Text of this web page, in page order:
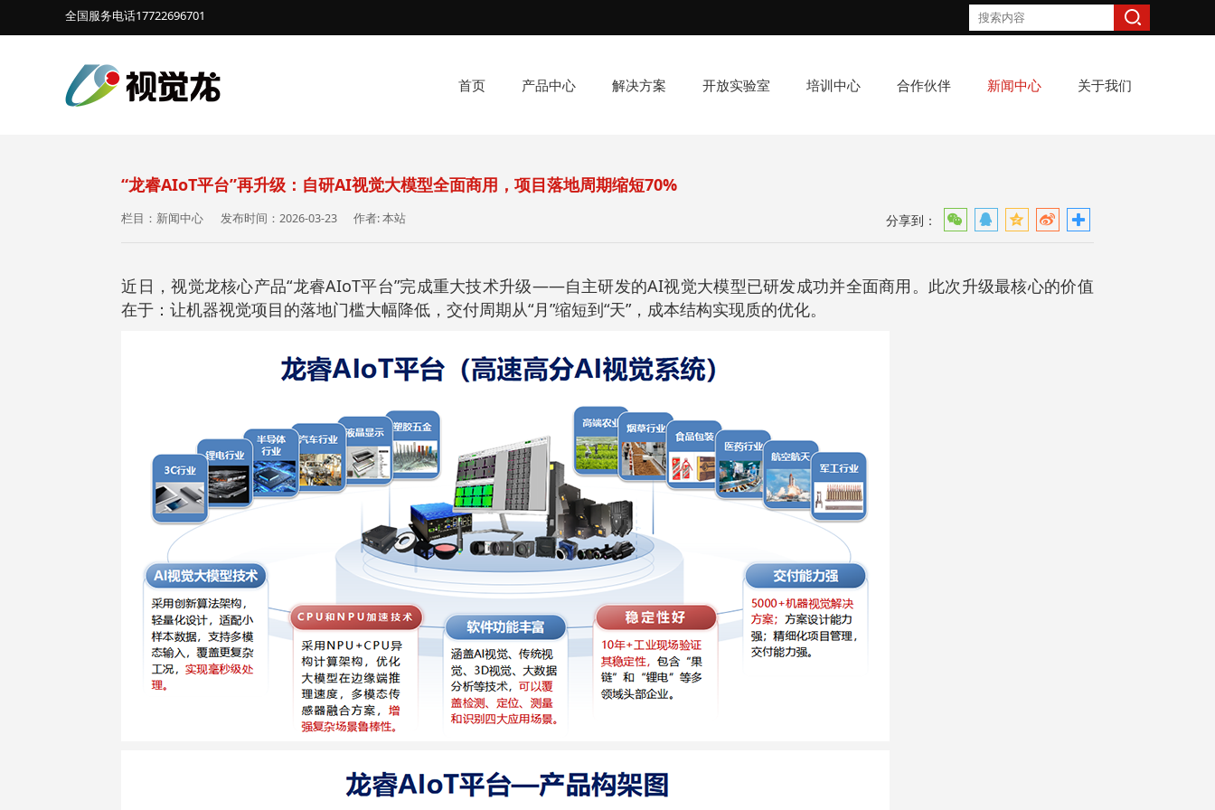
全国服务电话17722696701
首页 产品中心 解决方案 开放实验室 培训中心 合作伙伴 新闻中心 关于我们
“龙睿AIoT平台”再升级：自研AI视觉大模型全面商用，项目落地周期缩短70%
栏目：新闻中心 发布时间：2026-03-23 作者: 本站 分享到：
近日，视觉龙核心产品“龙睿AIoT平台”完成重大技术升级——自主研发的AI视觉大模型已研发成功并全面商用。此次升级最核心的价值
在于：让机器视觉项目的落地门槛大幅降低，交付周期从“月”缩短到“天”，成本结构实现质的优化。